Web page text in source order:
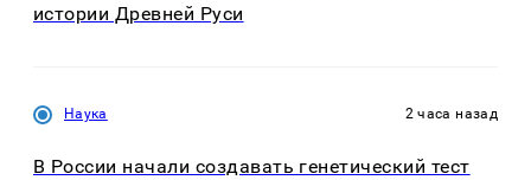
истории Древней Руси
Наука 2 часа назад
В России начали создавать генетический тест